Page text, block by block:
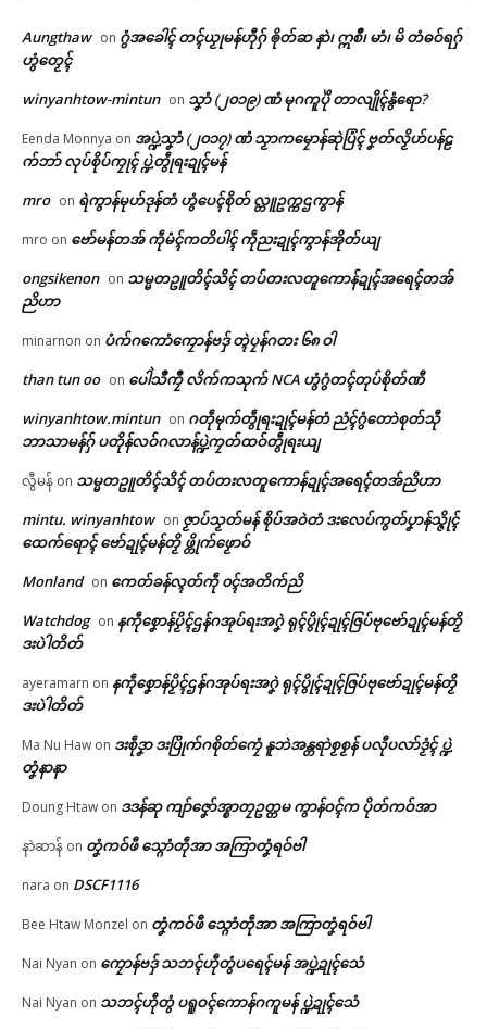
ဌာန်ပရိုၚ်ဗၠးၜးမန်
ရုဲစှ်
ပရိုၚ်လက္ကရဴအိုတ်
ကေတ်အဆက်
© ဌာန်ပရိုၚ်ဗၠးၜးမန်
Aungthaw on ဂွံအခေါၚ် တၚ်ယၟုမန်ဟီုဂှ် ၜိုတ်ဆ နာဲ၊ ဣစဳ၊ မာံ၊ မိ တံဓဝ်ရဂှ်
ဟွံတၟေၚ်
winyanhtow-mintun on သၞာံ (၂၀၁၉) ဏံ မုဂကူပိုဲ တာလျိုၚ်နွံရော?
Eenda Monnya on အပ္ဍဲသၞာံ (၂၀၁၇) ဏံ သၟာကမၠောန်ဆုဲပြံၚ် ဗၞတ်လၟိဟ်ပန်ဠ
က်ဘာ် လုပ်စိုပ်ကၠုၚ် ပ္ဍဲတွဵုရးဍုၚ်မန်
mro on ရဲကွာန်မုဟ်ဒုန်တံ ဟွံပေၚ်စိုတ် လ္တူဥက္ကဌကွာန်
mro on ဗော်မန်တအ် ကဵုမံၚ်ကတိပါၚ် ကဵုညးဍုၚ်ကွာန်အိုတ်ယျ
ongsikenon on သမ္မတဥူတိၚ်သိၚ် တပ်တးလတူကောန်ဍုၚ်အရေၚ်တအ်
ညိဟာ
minarnon on ပံက်ဂကောံကၠောန်ဗဒှ် တ္ၚဲပၠန်ဂတး ၆၈ ဝါ
than tun oo on ပေါဲသဳကၠဳ လိက်ကသုက် NCA ဟွံဂွံတၚ်တုပ်စိုတ်ဏီ
winyanhtow.mintun on ဂတဵုမုက်တွဵုရးဍုၚ်မန်တံ ညံၚ်ဂွံတောဲစုတ်သီု
ဘာသာမန်ဂှ် ပတိုန်လဝ်ဂလာန်ပ္ဍဲကၠတ်ထဝ်တွဵုရးယျ
လွီမန် on သမ္မတဥူတိၚ်သိၚ် တပ်တးလတူကောန်ဍုၚ်အရေၚ်တအ်ညိဟာ
mintu. winyanhtow on ဇၟာပ်သၟတ်မန် စိုပ်အဝဲတံ ဒးလေပ်ကွတ်ပၞာန်သ္ဇိုၚ်
ထေက်ရောၚ် ဗော်ဍုၚ်မန်တၟိ ဖ္တိုက်ဖၟောဝ်
Monland on ကေတ်ခန်လ္ၚတ်ကဵု ၀ၚ်အတိက်ညိ
Watchdog on နကဵုစၞောန်ပၟိၚ်ဌန်ဂအုပ်ရးအဂၞဲ ရုၚ်ပွိုၚ်ဍုၚ်ဇြပ်ဗုဗော်ဍုၚ်မန်တၟိ
ဒးပဲါတိတ်
ayeramarn on နကဵုစၞောန်ပၟိၚ်ဌန်ဂအုပ်ရးအဂၞဲ ရုၚ်ပွိုၚ်ဍုၚ်ဇြပ်ဗုဗော်ဍုၚ်မန်တၟိ
ဒးပဲါတိတ်
Ma Nu Haw on ဒးစဵုဒၞာ ဒးပြိုက်ဂစိုတ်ကၠေံ နူဘဲအန္တရာဲစၟစၟန် ပလီုပလာ်ဒၟံၚ် ပ္ဍဲ
တၞံနာနာ
Doung Htaw on ဒဒန်ဆု ကျာ်ဇၞော်အ္စာတၠဥတ္တမ ကွာန်ဝၚ်က ပိုတ်ကဝ်အာ
နာဲဆာန် on တၞံကဝ်ဖီ သ္ဂောံတဵုအာ အကြာတၞံရဝ်ဗါ
nara on DSCF1116
Bee Htaw Monzel on တၞံကဝ်ဖီ သ္ဂောံတဵုအာ အကြာတၞံရဝ်ဗါ
Nai Nyan on ကၠောန်ဗဒှ် သဘၚ်ဟီုတွံပရေၚ်မန် အပ္ဍဲဍုၚ်သေံ
Nai Nyan on သဘၚ်ဟီုတွံ ပရူဝၚ်ကောန်ဂကူမန် ပ္ဍဲဍုၚ်သေံ